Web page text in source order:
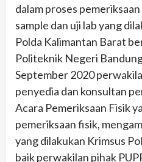
dalam proses
sample dan uji lab yang
Polda Kalimantan Barat
Politeknik Negeri
September 2020
penyedia dan konsultan
Acara Pemeriksaan Fisik
pemeriksaan fisik,
yang dilakukan Krimsus
baik perwakilan pihak